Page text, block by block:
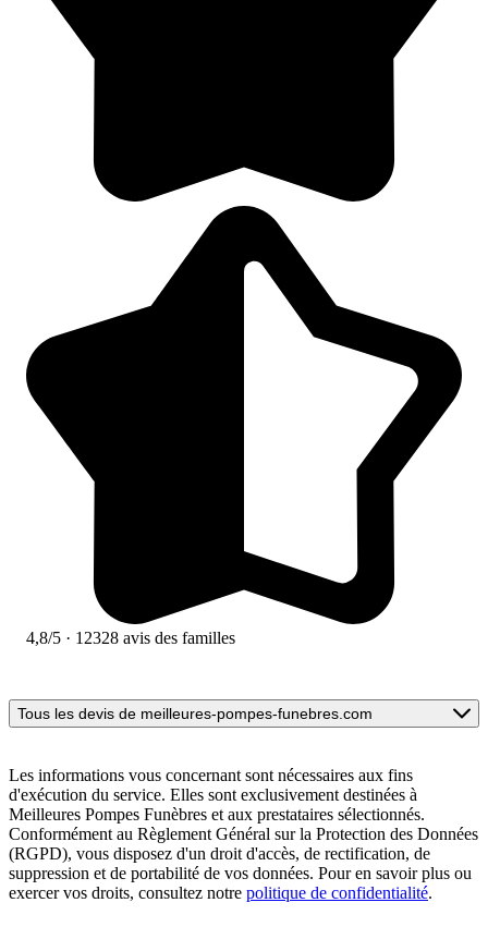
4,8/5 · 12328 avis des familles
Tous les devis de meilleures-pompes-funebres.com
Les informations vous concernant sont nécessaires aux fins
d'exécution du service. Elles sont exclusivement destinées à
Meilleures Pompes Funèbres et aux prestataires sélectionnés.
Conformément au Règlement Général sur la Protection des Données
(RGPD), vous disposez d'un droit d'accès, de rectification, de
suppression et de portabilité de vos données. Pour en savoir plus ou
exercer vos droits, consultez notre politique de confidentialité.